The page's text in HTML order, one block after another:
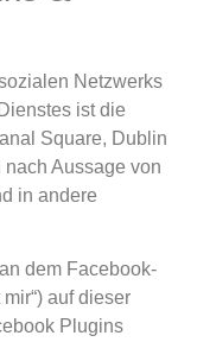
Netzwerks
ist die
Square, Dublin
Aussage von
in andere
dem Facebook-
auf dieser
Plugins